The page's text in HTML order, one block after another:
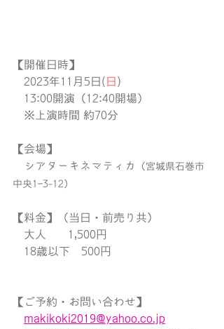
【開催日時】
2023年11月5日( 日 )
13:00開演（12:40開場）
※上演時間 約70分
【会場】
シアターキネマティカ
（宮城県石巻市
中央1−3-12）
【料金】（当日・前売り共）
大人 　  1,500円
18歳以下　500円
【ご予約・お問い合わせ】
makikoki2019@yahoo.co.jp